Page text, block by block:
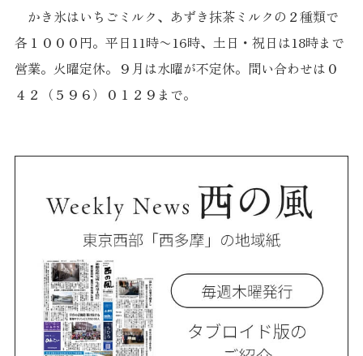
かき氷はいちごミルク、あずき抹茶ミルクの２種類で
各１０００円。平日11時〜16時、土日・祝日は18時まで
営業。火曜定休。９月は水曜が不定休。問い合わせは０
４２（５９６）０１２９まで。